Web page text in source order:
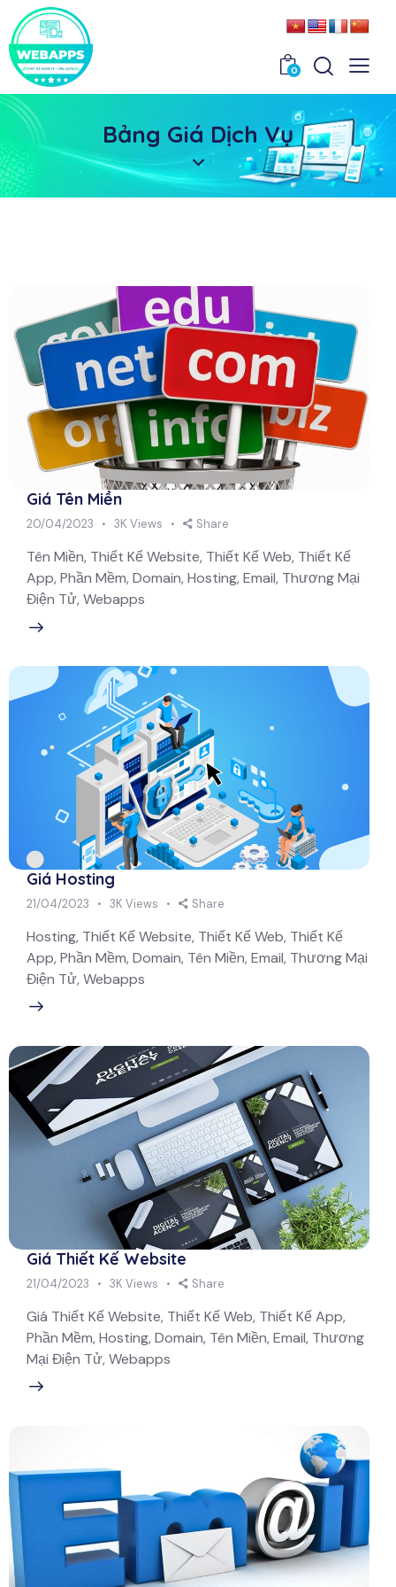
0
Bảng Giá Dịch Vụ
Giá Tên Miền
20/04/2023 3K Views Share
Tên Miền, Thiết Kế Website, Thiết Kế Web, Thiết Kế
App, Phần Mềm, Domain, Hosting, Email, Thương Mại
Điện Tử, Webapps
Giá Hosting
21/04/2023 3K Views Share
Hosting, Thiết Kế Website, Thiết Kế Web, Thiết Kế
App, Phần Mềm, Domain, Tên Miền, Email, Thương Mại
Điện Tử, Webapps
Giá Thiết Kế Website
21/04/2023 3K Views Share
Giá Thiết Kế Website, Thiết Kế Web, Thiết Kế App,
Phần Mềm, Hosting, Domain, Tên Miền, Email, Thương
Mại Điện Tử, Webapps